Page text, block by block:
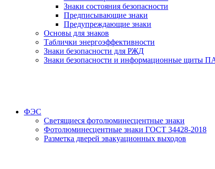
Знаки состояния безопасности
Предписывающие знаки
Предупреждающие знаки
Основы для знаков
Таблички энергоэффективности
Знаки безопасности для РЖД
Знаки безопасности и информационные щиты
ФЭС
Светящиеся фотолюминесцентные знаки
Фотолюминесцентные знаки ГОСТ 34428-2018
Разметка дверей эвакуационных выходов